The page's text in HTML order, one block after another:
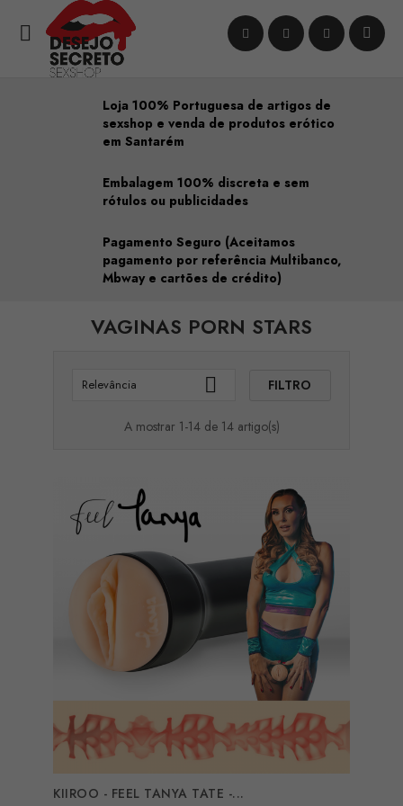

Loja 100% Portuguesa de artigos de
sexshop e venda de produtos erótico
em Santarém
Embalagem 100% discreta e sem
rótulos ou publicidades
Pagamento Seguro (Aceitamos
pagamento por referência Multibanco,
Mbway e cartões de crédito)
VAGINAS PORN STARS
Relevância  FILTRO
A mostrar 1-14 de 14 artigo(s)
KIIROO - FEEL TANYA TATE -...